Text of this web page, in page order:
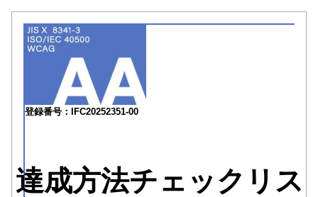
登録番号：IFC20252351-00
達成方法チェックリス